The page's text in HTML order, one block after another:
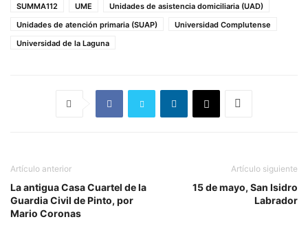
SUMMA112
UME
Unidades de asistencia domiciliaria (UAD)
Unidades de atención primaria (SUAP)
Universidad Complutense
Universidad de la Laguna
Artículo anterior
La antigua Casa Cuartel de la
Guardia Civil de Pinto, por
Mario Coronas
Artículo siguiente
15 de mayo, San Isidro
Labrador